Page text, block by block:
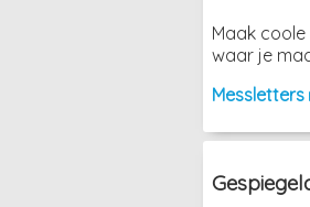
Maak
waar je
Messletters